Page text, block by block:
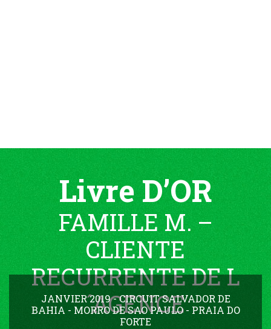
Livre D’OR
FAMILLE M. –
CLIENTE
RECURRENTE DE L
´AGENCE
JANVIER 2019 - CIRCUIT SALVADOR DE
BAHIA - MORRO DE SAO PAULO - PRAIA DO
FORTE